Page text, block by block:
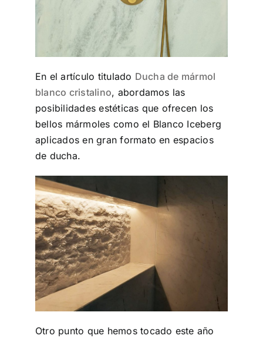
En el artículo titulado Ducha de mármol
blanco cristalino, abordamos las
posibilidades estéticas que ofrecen los
bellos mármoles como el Blanco Iceberg
aplicados en gran formato en espacios
de ducha.
Otro punto que hemos tocado este año